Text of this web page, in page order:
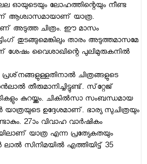
ഓയുടെയും ലോഹത്തിന്റെയും നീണ്ട
ആശ്വാസമായാണ് യാത്ര.
അടുത്ത ചിത്രം. ഈ മാസം
തുടങ്ങുമെങ്കിലും താരം അടുത്തമാസമേ
ശേഷം വൈശാഖിന്റെ പുലിമുരുകനില്‍
ചിത്രങ്ങളുടെ
തീരുമാനിച്ചിട്ടുണ്ട്. സ്‌റ്റേജ്
കുറയ്ക്കും. ചികില്‍സാ സംബന്ധമായ
യാത്രയുടെ ഉദ്ദേശമാണ്. ഭാര്യ സുചിത്രയും
27ാം വിവാഹ വാര്‍ഷികം
യാത്ര എന്ന പ്രത്യേകതയും
സിനിമയില്‍ എത്തിയിട്ട് 35